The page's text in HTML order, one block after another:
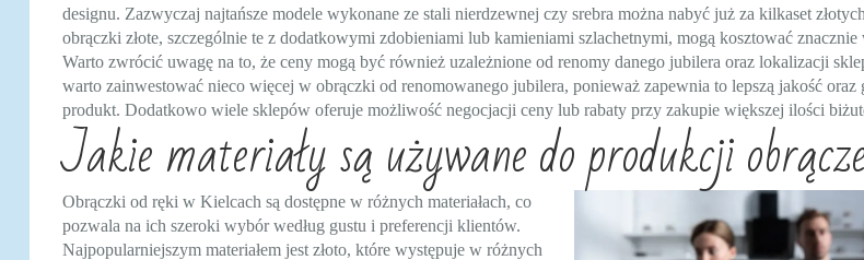
designu. Zazwyczaj najtańsze modele wykonane ze stali nierdzewnej czy srebra można nabyć już za kilkaset
obrączki złote, szczególnie te z dodatkowymi zdobieniami lub kamieniami szlachetnymi, mogą kosztować znacznie
Warto zwrócić uwagę na to, że ceny mogą być również uzależnione od renomy danego jubilera oraz lokalizacji
warto zainwestować nieco więcej w obrączki od renomowanego jubilera, ponieważ zapewnia to lepszą jakość oraz
produkt. Dodatkowo wiele sklepów oferuje możliwość negocjacji ceny lub rabaty przy zakupie większej ilości
Jakie materiały są używane do produkcji
Obrączki od ręki w Kielcach są dostępne w różnych materiałach, co
pozwala na ich szeroki wybór według gustu i preferencji klientów.
Najpopularniejszym materiałem jest złoto, które występuje w różnych